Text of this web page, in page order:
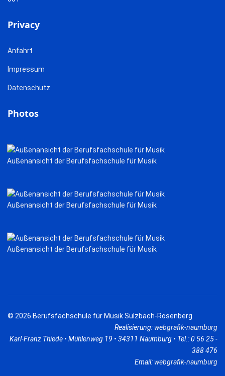
Privacy
Anfahrt
Impressum
Datenschutz
Photos
Außenansicht der Berufsfachschule für Musik
Außenansicht der Berufsfachschule für Musik
Außenansicht der Berufsfachschule für Musik
© 2026 Berufsfachschule für Musik Sulzbach-Rosenberg
Realisierung: webgrafik-naumburg
Karl-Franz Thiede • Mühlenweg 19 • 34311 Naumburg • Tel.: 0 56 25 -
388 476
Email: webgrafik-naumburg